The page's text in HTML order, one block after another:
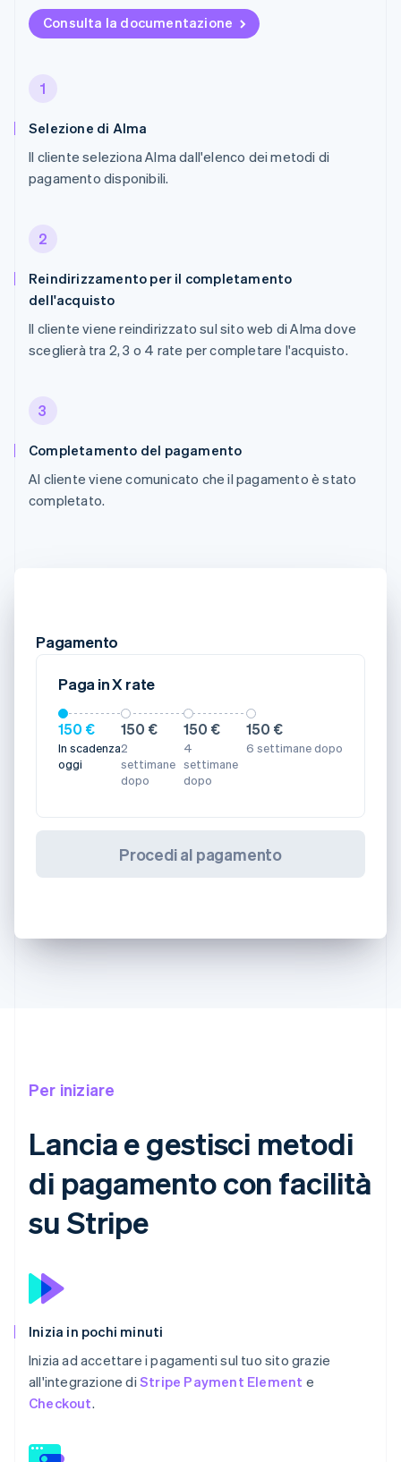
Consulta la documentazione
1
Selezione di Alma
Il cliente seleziona Alma dall'elenco dei metodi di
pagamento disponibili.
2
Reindirizzamento per il completamento
dell'acquisto
Il cliente viene reindirizzato sul sito web di Alma dove
sceglierà tra 2, 3 o 4 rate per completare l'acquisto.
3
Completamento del pagamento
Al cliente viene comunicato che il pagamento è stato
completato.
Pagamento
Paga in X rate
150 €
In scadenza
oggi
150 €
2
settimane
dopo
150 €
4
settimane
dopo
150 €
6 settimane dopo
Procedi al pagamento
Per iniziare
Lancia e gestisci metodi
di pagamento con facilità
su Stripe
Inizia in pochi minuti
Inizia ad accettare i pagamenti sul tuo sito grazie
all'integrazione di Stripe Payment Element e
Checkout.